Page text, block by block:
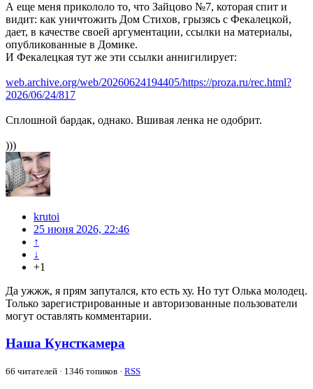
А еще меня прикололо то, что Зайцово №7, которая спит и
видит: как уничтожить Дом Стихов, грызясь с Фекалецкой,
дает, в качестве своей аргументации, ссылки на материалы,
опубликованные в Домике.
И Фекалецкая тут же эти ссылки аннигилирует:
web.archive.org/web/20260624194405/https://proza.ru/rec.html?
2026/06/24/817
Сплошной бардак, однако. Вшивая ленка не одобрит.
)))
krutoi
25 июня 2026, 22:46
↑
↓
+1
Да ужжж, я прям запутался, кто есть ху. Но тут Олька молодец.
Только зарегистрированные и авторизованные пользователи
могут оставлять комментарии.
Наша Кунсткамера
66 читателей · 1346 топиков · RSS